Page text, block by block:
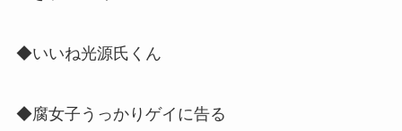
◆いいね光源氏くん
◆腐女子うっかりゲイに告る